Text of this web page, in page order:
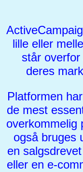
lille eller
står
deres
Platformen
de mest
overkommelig
også bruges
en
eller en e-